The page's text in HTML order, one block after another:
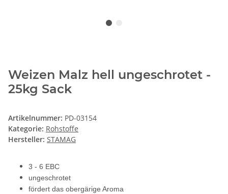
Weizen Malz hell ungeschrotet -
25kg Sack
Artikelnummer: PD-03154
Kategorie: Rohstoffe
Hersteller: STAMAG
3 - 6 EBC
ungeschrotet
fördert das obergärige Aroma